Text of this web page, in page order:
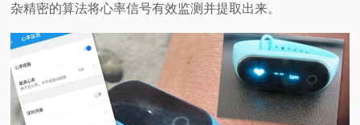
杂精密的算法将心率信号有效监测并提取出来。